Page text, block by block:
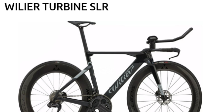
WILIER TURBINE SLR